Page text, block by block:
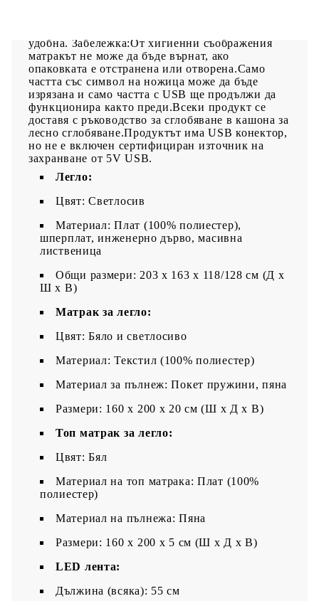
удобна. Забележка:От хигиенни съображения
матракът не може да бъде върнат, ако
опаковката е отстранена или отворена.Само
частта със символ на ножица може да бъде
изрязана и само частта с USB ще продължи да
функционира както преди.Всеки продукт се
доставя с ръководство за сглобяване в кашона за
лесно сглобяване.Продуктът има USB конектор,
но не е включен сертифициран източник на
захранване от 5V USB.
Легло:
Цвят: Светлосив
Материал: Плат (100% полиестер),
шперплат, инженерно дърво, масивна
лиственица
Общи размери: 203 x 163 x 118/128 см (Д x
Ш x В)
Матрак за легло:
Цвят: Бяло и светлосиво
Материал: Текстил (100% полиестер)
Материал за пълнеж: Покет пружини, пяна
Размери: 160 x 200 x 20 см (Ш x Д x В)
Топ матрак за легло:
Цвят: Бял
Материал на топ матрака: Плат (100%
полиестер)
Материал на пълнежа: Пяна
Размери: 160 x 200 x 5 см (Ш x Д x В)
LED лента:
Дължина (всяка): 55 см